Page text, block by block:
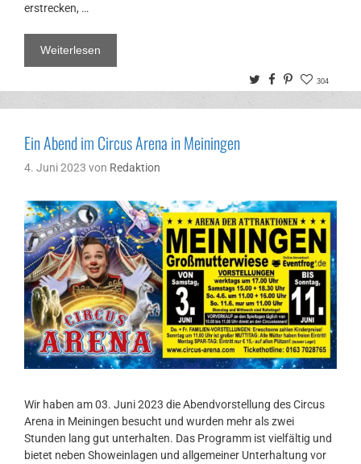
erstrecken, …
Weiterlesen
TwitterFacebook
Pinterest
304
Ein Abend im Circus Arena in Meiningen
4. Juni 2023 von Redaktion
Wir haben am 03. Juni 2023 die Abendvorstellung des Circus
Arena in Meiningen besucht und wurden mehr als zwei
Stunden lang gut unterhalten. Das Programm ist vielfältig und
bietet neben Showeinlagen und allgemeiner Unterhaltung vor